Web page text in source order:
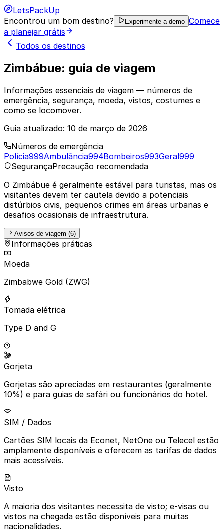
LetsPackUp
Encontrou um bom destino?
Experimente a demo Comece
a planejar grátis
Todos os destinos
Zimbábue: guia de viagem
Informações essenciais de viagem — números de
emergência, segurança, moeda, vistos, costumes e
como se locomover.
Guia atualizado: 10 de março de 2026
Números de emergência
Polícia999Ambulância994Bombeiros993Geral999
SegurançaPrecaução recomendada
O Zimbábue é geralmente estável para turistas, mas os
visitantes devem ter cautela devido a potenciais
distúrbios civis, pequenos crimes em áreas urbanas e
desafios ocasionais de infraestrutura.
Avisos de viagem (6)
Informações práticas
Moeda
Zimbabwe Gold (ZWG)
Tomada elétrica
Type D and G
Gorjeta
Gorjetas são apreciadas em restaurantes (geralmente
10%) e para guias de safári ou funcionários do hotel.
SIM / Dados
Cartões SIM locais da Econet, NetOne ou Telecel estão
amplamente disponíveis e oferecem as tarifas de dados
mais acessíveis.
Visto
A maioria dos visitantes necessita de visto; e-visas ou
vistos na chegada estão disponíveis para muitas
nacionalidades.